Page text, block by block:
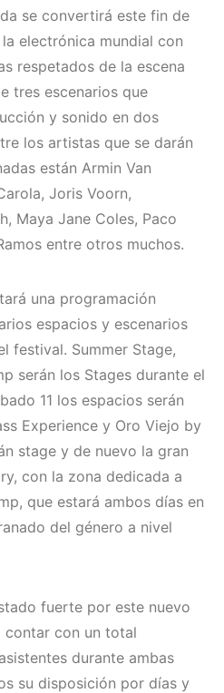
se convertirá este fin de
electrónica mundial con
respetados de la escena
tres escenarios que
y sonido en dos
los artistas que se darán
están Armin Van
Joris Voorn,
Maya Jane Coles, Paco
entre otros muchos.
una programación
espacios y escenarios
festival. Summer Stage,
serán los Stages durante el
11 los espacios serán
Experience y Oro Viejo by
stage y de nuevo la gran
con la zona dedicada a
que estará ambos días en
del género a nivel
fuerte por este nuevo
contar con un total
durante ambas
su disposición por días y